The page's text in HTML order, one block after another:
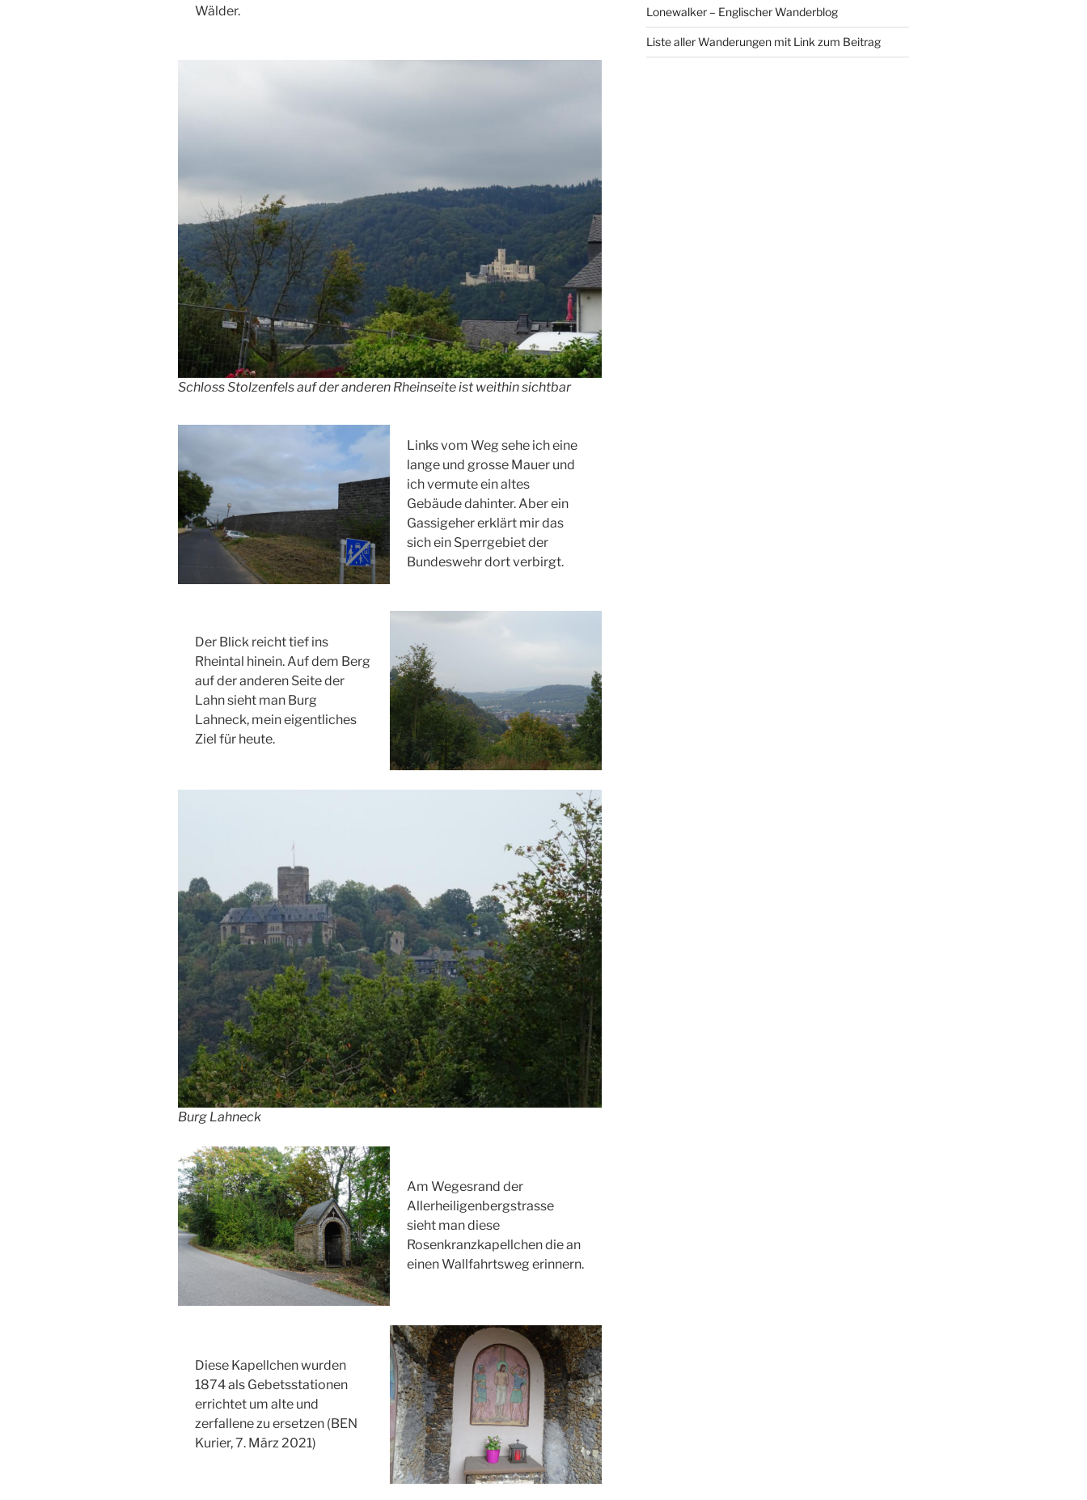
Wälder.
Schloss Stolzenfels auf der anderen Rheinseite ist weithin sichtbar
Links vom Weg sehe ich eine
lange und grosse Mauer und
ich vermute ein altes
Gebäude dahinter. Aber ein
Gassigeher erklärt mir das
sich ein Sperrgebiet der
Bundeswehr dort verbirgt.
Der Blick reicht tief ins
Rheintal hinein. Auf dem Berg
auf der anderen Seite der
Lahn sieht man Burg
Lahneck, mein eigentliches
Ziel für heute.
Burg Lahneck
Am Wegesrand der
Allerheiligenbergstrasse
sieht man diese
Rosenkranzkapellchen die an
einen Wallfahrtsweg erinnern.
Diese Kapellchen wurden
1874 als Gebetsstationen
errichtet um alte und
zerfallene zu ersetzen (BEN
Kurier, 7. März 2021)
Lonewalker – Englischer Wanderblog
Liste aller Wanderungen mit Link zum Beitrag